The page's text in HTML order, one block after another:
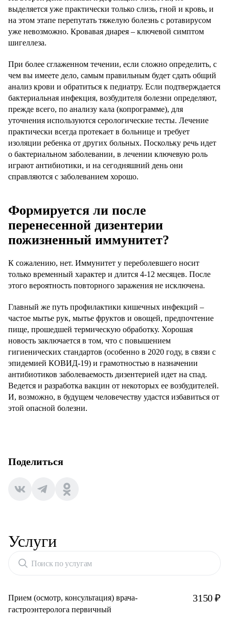
выделяется уже практически только слизь, гной и кровь, и
на этом этапе перепутать тяжелую болезнь с ротавирусом
уже невозможно. Кровавая диарея – ключевой симптом
шигеллеза.
При более сглаженном течении, если сложно определить, с
чем вы имеете дело, самым правильным будет сдать общий
анализ крови и обратиться к педиатру. Если подтверждается
бактериальная инфекция, возбудителя болезни определяют,
прежде всего, по анализу кала (копрограмме), для
уточнения используются серологические тесты. Лечение
практически всегда протекает в больнице и требует
изоляции ребенка от других больных. Поскольку речь идет
о бактериальном заболевании, в лечении ключевую роль
играют антибиотики, и на сегодняшний день они
справляются с заболеванием хорошо.
Формируется ли после
перенесенной дизентерии
пожизненный иммунитет?
К сожалению, нет. Иммунитет у переболевшего носит
только временный характер и длится 4-12 месяцев. После
этого вероятность повторного заражения не исключена.
Главный же путь профилактики кишечных инфекций –
частое мытье рук, мытье фруктов и овощей, предпочтение
пище, прошедшей термическую обработку. Хорошая
новость заключается в том, что с повышением
гигиенических стандартов (особенно в 2020 году, в связи с
эпидемией КОВИД-19) и грамотностью в назначении
антибиотиков заболеваемость дизентерией идет на спад.
Ведется и разработка вакцин от некоторых ее возбудителей.
И, возможно, в будущем человечеству удастся избавиться от
этой опасной болезни.
Поделиться
Услуги
Поиск по услугам
Прием (осмотр, консультация) врача-
гастроэнтеролога первичный
3150 ₽